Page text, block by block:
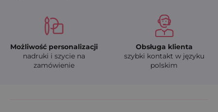
Możliwość personalizacji
nadruki i szycie na
zamówienie
Obsługa klienta
szybki kontakt w języku
polskim